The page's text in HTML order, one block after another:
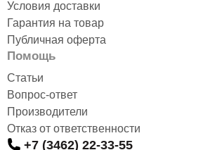
Условия доставки
Гарантия на товар
Публичная оферта
Помощь
Статьи
Вопрос-ответ
Производители
Отказ от ответственности
+7 (3462) 22-33-55